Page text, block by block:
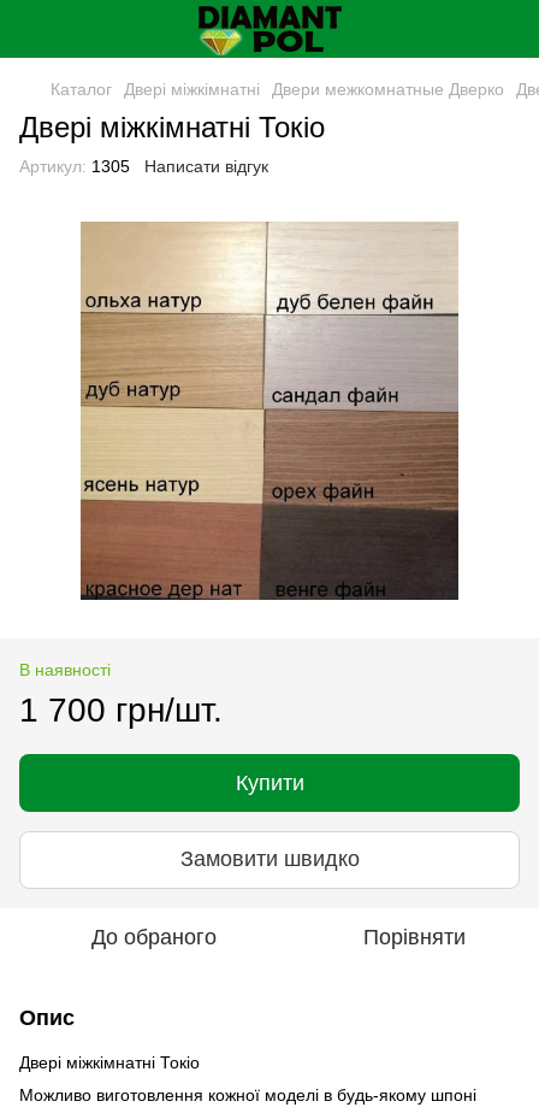
Каталог Двері міжкімнатні Двери межкомнатные Дверко
Двері міжкімнатні Токіо
Артикул: 1305 Написати відгук
В наявності
1 700 грн/шт.
Купити
Замовити швидко
До обраного Порівняти
Опис
Двері міжкімнатні Токіо
Можливо виготовлення кожної моделі в будь-якому шпоні